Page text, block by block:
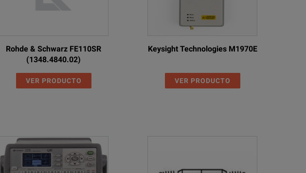
Rohde & Schwarz FE110SR
(1348.4840.02)
VER PRODUCTO
Keysight Technologies M1970E
VER PRODUCTO